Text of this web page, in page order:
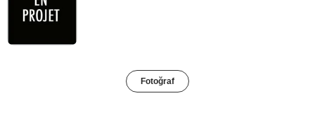
Fotoğraf